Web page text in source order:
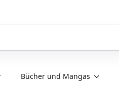
Bücher und Mangas